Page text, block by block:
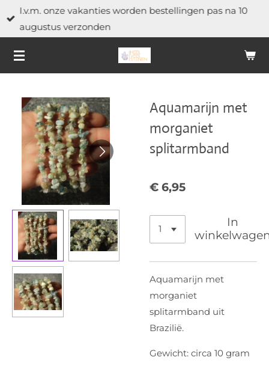
Ga
direct
de
I.v.m. onze vakanties worden bestellingen pas na 10
augustus verzonden
Aquamarijn met
morganiet
splitarmband
€ 6,95
In
Aquamarijn met
morganiet
splitarmband uit
Brazilië.
Gewicht: circa 10 gram